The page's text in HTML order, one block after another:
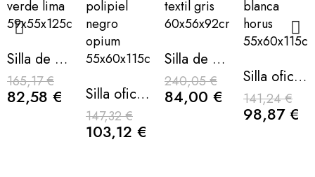
Silla de oficina nylon negro asiento verde lima 59x55x125cm
165,17 €
82,58 € Silla oficina respaldo alto polipiel negro opium 55x60x115cm
147,32 €
103,12 €
Silla de oficina de aluminio negro y textil gris 60x56x92cm
240,05 €
84,00 €
Silla oficina respaldo alto malla blanca horus 55x60x115cm
141,24 €
98,87 €